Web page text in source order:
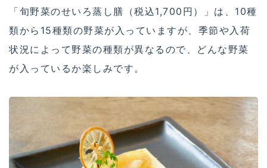
「旬野菜のせいろ蒸し膳（税込1,700円）」は、10種
類から15種類の野菜が入っていますが、季節や入荷
状況によって野菜の種類が異なるので、どんな野菜
が入っているか楽しみです。